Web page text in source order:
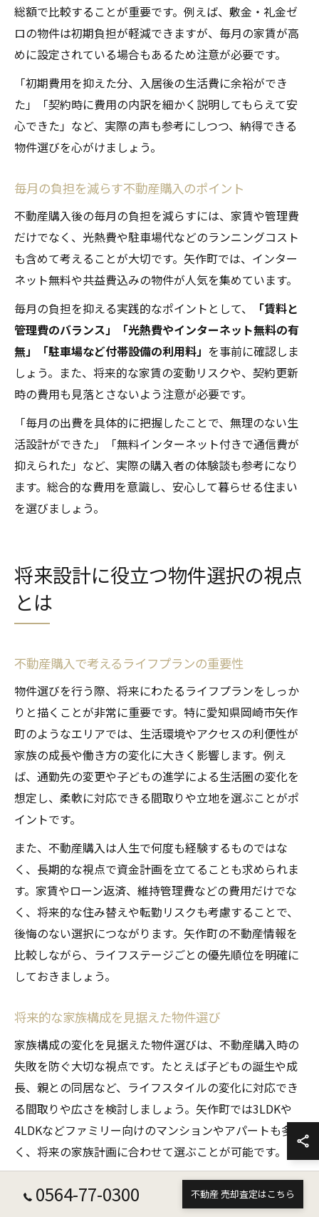
総額で比較することが重要です。例えば、敷金・礼金ゼ
ロの物件は初期負担が軽減できますが、毎月の家賃が高
めに設定されている場合もあるため注意が必要です。
「初期費用を抑えた分、入居後の生活費に余裕ができ
た」「契約時に費用の内訳を細かく説明してもらえて安
心できた」など、実際の声も参考にしつつ、納得できる
物件選びを心がけましょう。
毎月の負担を減らす不動産購入のポイント
不動産購入後の毎月の負担を減らすには、家賃や管理費
だけでなく、光熱費や駐車場代などのランニングコスト
も含めて考えることが大切です。矢作町では、インター
ネット無料や共益費込みの物件が人気を集めています。
毎月の負担を抑える実践的なポイントとして、
「賃料と
管理費のバランス」「光熱費やインターネット無料の有
無」「駐車場など付帯設備の利用料」 を事前に確認しま
しょう。また、将来的な家賃の変動リスクや、契約更新
時の費用も見落とさないよう注意が必要です。
「毎月の出費を具体的に把握したことで、無理のない生
活設計ができた」「無料インターネット付きで通信費が
抑えられた」など、実際の購入者の体験談も参考になり
ます。総合的な費用を意識し、安心して暮らせる住まい
を選びましょう。
将来設計に役立つ物件選択の視点
とは
不動産購入で考えるライフプランの重要性
物件選びを行う際、将来にわたるライフプランをしっか
りと描くことが非常に重要です。特に愛知県岡崎市矢作
町のようなエリアでは、生活環境やアクセスの利便性が
家族の成長や働き方の変化に大きく影響します。例え
ば、通勤先の変更や子どもの進学による生活圏の変化を
想定し、柔軟に対応できる間取りや立地を選ぶことがポ
イントです。
また、不動産購入は人生で何度も経験するものではな
く、長期的な視点で資金計画を立てることも求められま
す。家賃やローン返済、維持管理費などの費用だけでな
く、将来的な住み替えや転勤リスクも考慮することで、
後悔のない選択につながります。矢作町の不動産情報を
比較しながら、ライフステージごとの優先順位を明確に
しておきましょう。
将来的な家族構成を見据えた物件選び
家族構成の変化を見据えた物件選びは、不動産購入時の
失敗を防ぐ大切な視点です。たとえば子どもの誕生や成
長、親との同居など、ライフスタイルの変化に対応でき
る間取りや広さを検討しましょう。矢作町では3LDKや
4LDKなどファミリー向けのマンションやアパートも多
く、将来の家族計画に合わせて選ぶことが可能です。
具体的には、現在の家族人数だけでなく、将来必要にな
りそうな部屋数や専有面積を想定しておくと安心です。
0564-77-0300 不動産 売却査定はこちら